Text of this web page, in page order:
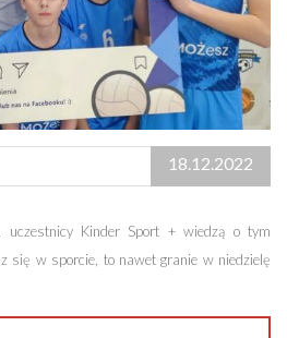
18.12.2022
uczestnicy Kinder Sport + wiedzą o tym
się w sporcie, to nawet granie w niedzielę